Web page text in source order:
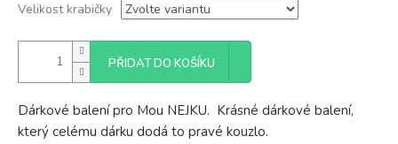
Velikost krabičky
PŘIDAT DO KOŠÍKU
Dárkové balení pro Mou NEJKU. Krásné dárkové balení,
který celému dárku dodá to pravé kouzlo.